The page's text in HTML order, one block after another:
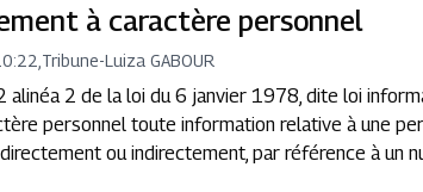
à caractère personnel
Tribune-Luiza GABOUR
alinéa 2 de la loi du 6 janvier 1978, dite loi
personnel toute information relative à une
ou indirectement, par référence à un